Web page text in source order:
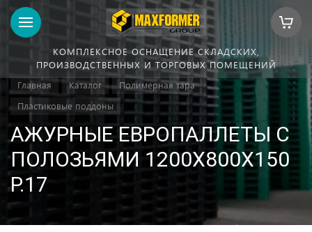
КОМПЛЕКСНОЕ ОСНАЩЕНИЕ СКЛАДСКИХ,
ПРОИЗВОДСТВЕННЫХ И ТОРГОВЫХ ПОМЕЩЕНИЙ
Главная
Каталог
Полимерная тара
Пластиковые поддоны
АЖУРНЫЕ ЕВРОПАЛЛЕТЫ С
ПОЛОЗЬЯМИ 1200X800X150
P.17